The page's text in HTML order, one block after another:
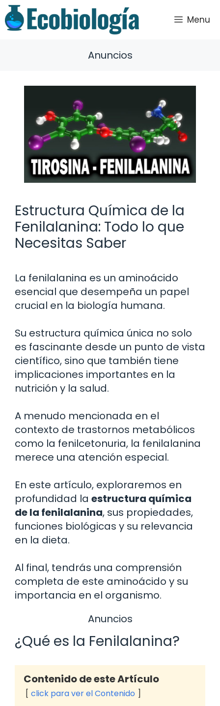
Saltar
al
contenido
Menu
Anuncios
Estructura Química de la
Fenilalanina: Todo lo que
Necesitas Saber
La fenilalanina es un aminoácido
esencial que desempeña un papel
crucial en la biología humana.
Su estructura química única no solo
es fascinante desde un punto de vista
científico, sino que también tiene
implicaciones importantes en la
nutrición y la salud.
A menudo mencionada en el
contexto de trastornos metabólicos
como la fenilcetonuria, la fenilalanina
merece una atención especial.
En este artículo, exploraremos en
profundidad la estructura química
de la fenilalanina, sus propiedades,
funciones biológicas y su relevancia
en la dieta.
Al final, tendrás una comprensión
completa de este aminoácido y su
importancia en el organismo.
Anuncios
¿Qué es la Fenilalanina?
Contenido de este Artículo
click para ver el Contenido